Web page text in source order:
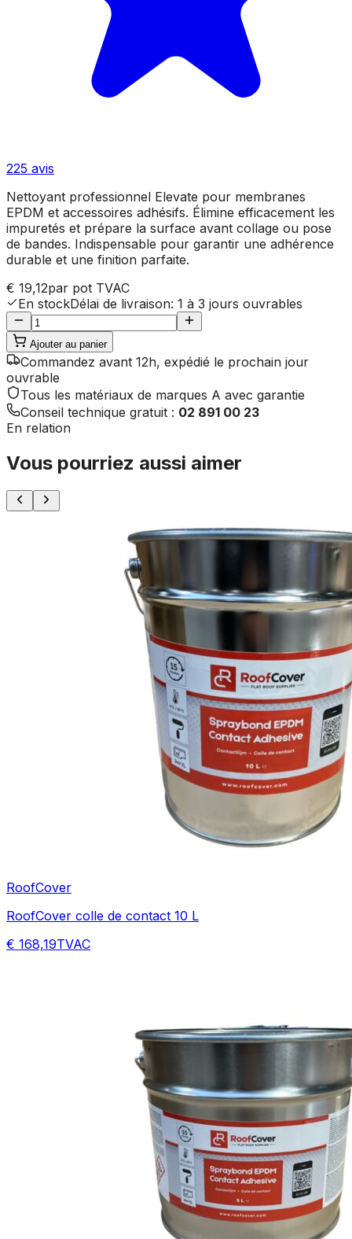
225 avis
Nettoyant professionnel Elevate pour membranes
EPDM et accessoires adhésifs. Élimine efficacement les
impuretés et prépare la surface avant collage ou pose
de bandes. Indispensable pour garantir une adhérence
durable et une finition parfaite.
€ 19,12par pot TVAC
En stockDélai de livraison: 1 à 3 jours ouvrables
Ajouter au panier
Commandez avant 12h, expédié le prochain jour
ouvrable
Tous les matériaux de marques A avec garantie
Conseil technique gratuit : 02 891 00 23
En relation
Vous pourriez aussi aimer
RoofCover
RoofCover colle de contact 10 L
€ 168,19TVAC